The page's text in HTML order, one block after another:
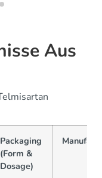
Aus
Packaging
(Form &
Dosage)